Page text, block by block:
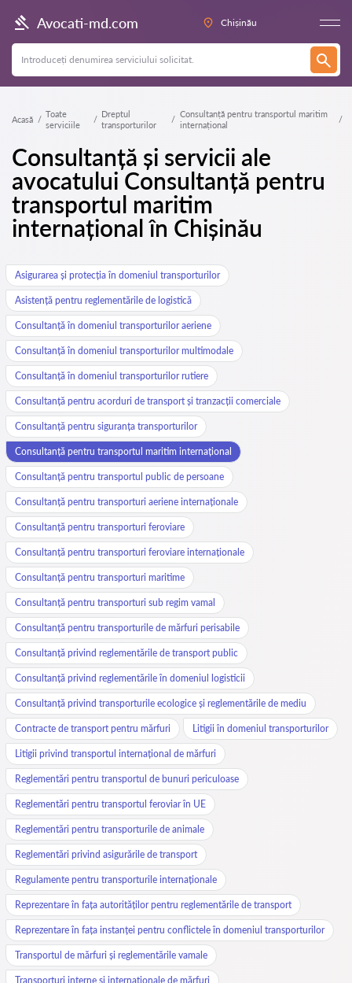
Avocati-md.com Chișinău
Acasă
Toate
serviciile
Dreptul
transporturilor
Consultanță pentru transportul maritim
internațional
Consultanță și servicii ale
avocatului Consultanță pentru
transportul maritim
internațional în Chișinău
Asigurarea și protecția în domeniul transporturilor
Asistență pentru reglementările de logistică
Consultanță în domeniul transporturilor aeriene
Consultanță în domeniul transporturilor multimodale
Consultanță în domeniul transporturilor rutiere
Consultanță pentru acorduri de transport și tranzacții comerciale
Consultanță pentru siguranța transporturilor
Consultanță pentru transportul maritim internațional
Consultanță pentru transportul public de persoane
Consultanță pentru transporturi aeriene internaționale
Consultanță pentru transporturi feroviare
Consultanță pentru transporturi feroviare internaționale
Consultanță pentru transporturi maritime
Consultanță pentru transporturi sub regim vamal
Consultanță pentru transporturile de mărfuri perisabile
Consultanță privind reglementările de transport public
Consultanță privind reglementările în domeniul logisticii
Consultanță privind transporturile ecologice și reglementările de mediu
Contracte de transport pentru mărfuri Litigii în domeniul transporturilor
Litigii privind transportul internațional de mărfuri
Reglementări pentru transportul de bunuri periculoase
Reglementări pentru transportul feroviar în UE
Reglementări pentru transporturile de animale
Reglementări privind asigurările de transport
Regulamente pentru transporturile internaționale
Reprezentare în fața autorităților pentru reglementările de transport
Reprezentare în fața instanței pentru conflictele în domeniul transporturilor
Transportul de mărfuri și reglementările vamale
Transporturi interne și internaționale de mărfuri